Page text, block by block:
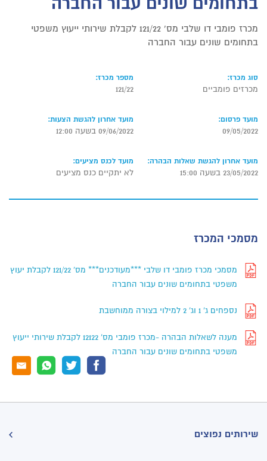
מכרז פומבי דו שלבי מס' 121/22 לקבלת שירותי ייעוץ משפטי
בתחומים שונים עבור החברה
סוג מכרז:
מכרזים פומביים
מספר מכרז:
121/22
מועד פרסום:
09/05/2022
מועד אחרון להגשת הצעות:
09/06/2022 בשעה 12:00
מועד אחרון להגשת שאלות הבהרה:
23/05/2022 בשעה 15:00
מועד לכנס מציעים:
לא יתקיים כנס מציעים
מסמכי המכרז
מסמכי מכרז פומבי דו שלבי ***מעודכנים*** מס' 121/22 לקבלת יעוץ
משפטי בתחומים שונים עבור החברה
נספחים ג' 1 וג' 2 למילוי בצורה ממוחשבת
מענה לשאלות הבהרה -מכרז פומבי מס' 12122 לקבלת שירותי ייעוץ
משפטי בתחומים שונים עבור החברה
שירותים נפוצים